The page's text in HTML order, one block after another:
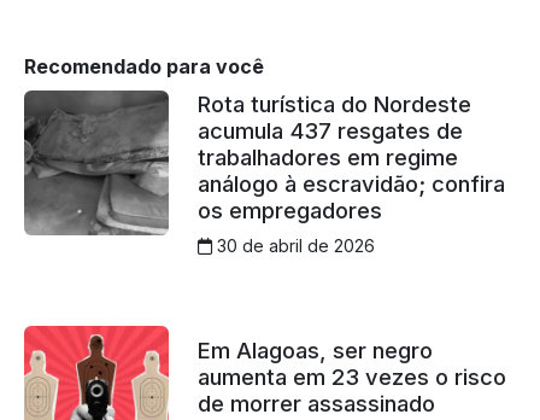
Recomendado para você
Rota turística do Nordeste
acumula 437 resgates de
trabalhadores em regime
análogo à escravidão; confira
os empregadores
30 de abril de 2026
Em Alagoas, ser negro
aumenta em 23 vezes o risco
de morrer assassinado